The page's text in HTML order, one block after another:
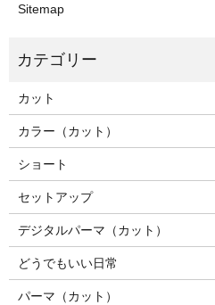
Sitemap
カット
カラー（カット）
ショート
セットアップ
デジタルパーマ（カット）
どうでもいい日常
パーマ（カット）